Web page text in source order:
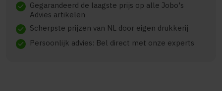
check Gegarandeerd de laagste prijs op alle Jobo's
Advies artikelen
check Scherpste prijzen van NL door eigen drukkerij
check Persoonlijk advies: Bel direct met onze experts